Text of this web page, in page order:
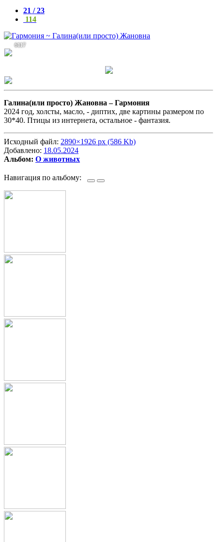
21 / 23
114
6117
Галина(или просто) Жановна –Гармония
2024 год, холсты, масло, - диптих, две картины размером по
30*40. Птицы из интернета, остальное - фантазия.
Исходный файл: 2890×1926 px (586 Kb)
Добавлено: 18.05.2024
Альбом: О животных
Навигация по альбому: